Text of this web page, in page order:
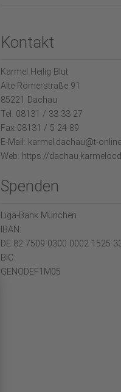
Kontakt
Karmel Heilig Blut
Alte Römerstraße 91
85221 Dachau
Tel. 08131 / 33 33 27
Fax 08131 / 5 24 89
E-Mail: karmel.dachau@t-
Web: https://
Spenden
Liga-Bank München
IBAN:
DE 82 7509 0300 0002 1525
BIC:
GENODEF1M05